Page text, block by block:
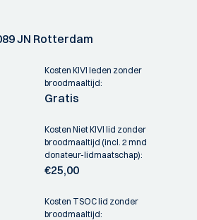
JN Rotterdam
Kosten KIVI leden zonder
broodmaaltijd:
Gratis
Kosten Niet KIVI lid zonder
broodmaaltijd (incl. 2 mnd
donateur-lidmaatschap):
€25,00
Kosten TSOC lid zonder
broodmaaltijd: